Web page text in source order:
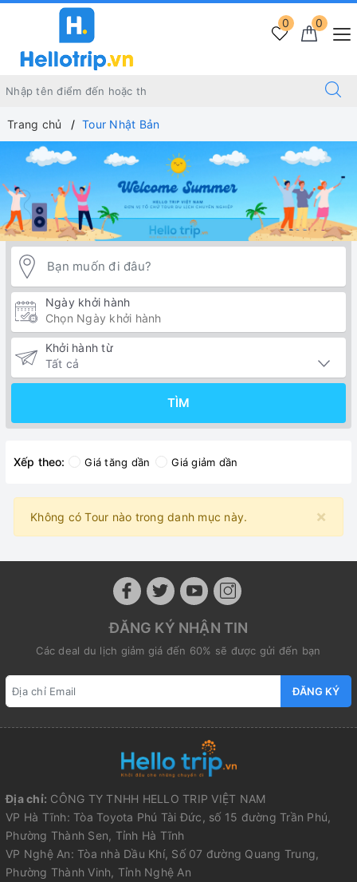
0
0
Trang chủ Tour Nhật Bản
Ngày khởi hành
Khởi hành từ
TÌM
Xếp theo: Giá tăng dần Giá giảm dần
×
Không có Tour nào trong danh mục này.
ĐĂNG KÝ NHẬN TIN
Các deal du lịch giảm giá đến 60% sẽ được gửi đến bạn
ĐĂNG KÝ
Địa chỉ: CÔNG TY TNHH HELLO TRIP VIỆT NAM
VP Hà Tĩnh: Tòa Toyota Phú Tài Đức, số 15 đường Trần Phú,
Phường Thành Sen, Tỉnh Hà Tĩnh
VP Nghệ An: Tòa nhà Dầu Khí, Số 07 đường Quang Trung,
Phường Thành Vinh, Tỉnh Nghệ An